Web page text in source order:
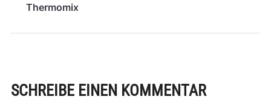
Thermomix
SCHREIBE EINEN KOMMENTAR